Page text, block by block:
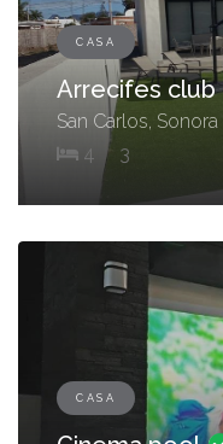
CASA
Arrecifes club
San Carlos, Sonora
4
3
CASA